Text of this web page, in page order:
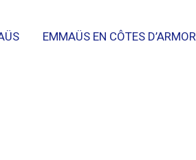
EMMAÜS EN CÔTES D’ARMOR